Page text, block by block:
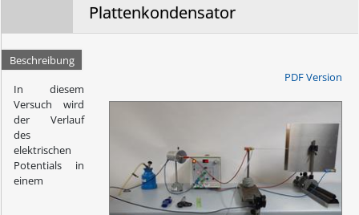
Plattenkondensator
Beschreibung
PDF Version
In diesem
Versuch wird
der Verlauf
des
elektrischen
Potentials in
einem